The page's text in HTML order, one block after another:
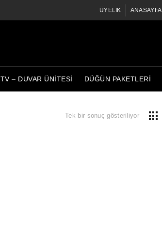
ÜYELIK ANASAYFA
TV – DUVAR ÜNITESI DÜĞÜN PAKETLERI
Tek bir sonuç gösteriliyor